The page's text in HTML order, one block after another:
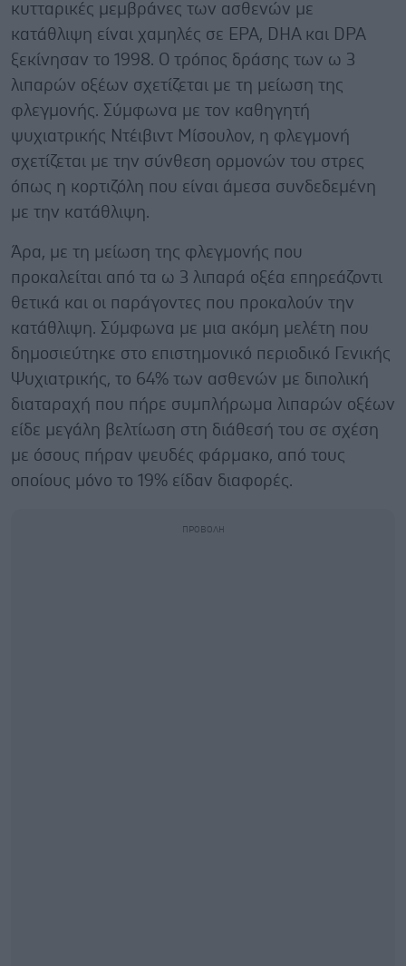
κυτταρικές μεμβράνες των ασθενών με
κατάθλιψη είναι χαμηλές σε EPA, DHA και DPA
ξεκίνησαν το 1998. Ο τρόπος δράσης των ω 3
λιπαρών οξέων σχετίζεται με τη μείωση της
φλεγμονής. Σύμφωνα με τον καθηγητή
ψυχιατρικής Ντέιβιντ Μίσουλον, η φλεγμονή
σχετίζεται με την σύνθεση ορμονών του στρες
όπως η κορτιζόλη που είναι άμεσα συνδεδεμένη
με την κατάθλιψη.
Άρα, με τη μείωση της φλεγμονής που
προκαλείται από τα ω 3 λιπαρά οξέα επηρεάζοντι
θετικά και οι παράγοντες που προκαλούν την
κατάθλιψη. Σύμφωνα με μια ακόμη μελέτη που
δημοσιεύτηκε στο επιστημονικό περιοδικό Γενικής
Ψυχιατρικής, το 64% των ασθενών με διπολική
διαταραχή που πήρε συμπλήρωμα λιπαρών οξέων
είδε μεγάλη βελτίωση στη διάθεσή του σε σχέση
με όσους πήραν ψευδές φάρμακο, από τους
οποίους μόνο το 19% είδαν διαφορές.